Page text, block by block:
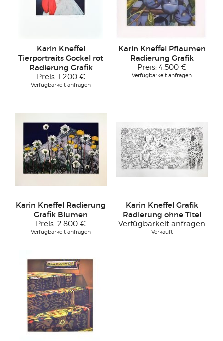
Karin Kneffel
Tierportraits Gockel rot
Radierung Grafik
Preis: 1.200 €
Verfügbarkeit anfragen
Karin Kneffel Pflaumen
Radierung Grafik
Preis: 4.500 €
Verfügbarkeit anfragen
Karin Kneffel Radierung
Grafik Blumen
Preis: 2.800 €
Verfügbarkeit anfragen
Karin Kneffel Grafik
Radierung ohne Titel
Verfügbarkeit anfragen
Verkauft